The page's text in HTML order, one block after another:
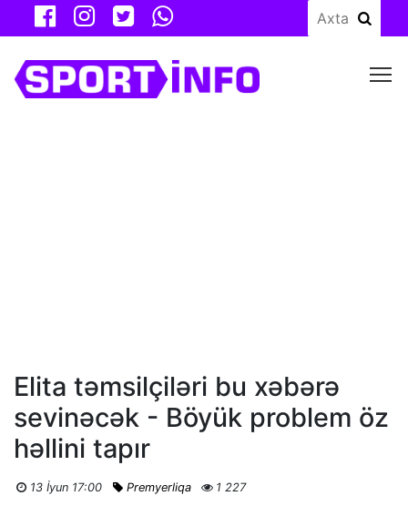
Elita təmsilçiləri bu xəbərə
sevinəcək - Böyük problem öz
həllini tapır
13 İyun 17:00 Premyerliqa 1 227